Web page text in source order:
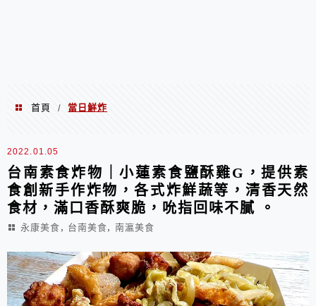
首頁 / 當日鮮炸
當日鮮炸
2022.01.05
台南素食炸物｜小蓮素食鹽酥雞G，提供素
食創新手作炸物，各式炸鮮蔬等，清香天然
食材，滿口香酥爽脆，吮指回味不膩 。
永康美食 , 台南美食, 南瀛美食